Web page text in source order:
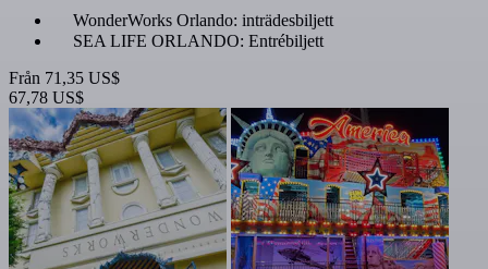
WonderWorks Orlando: inträdesbiljett
SEA LIFE ORLANDO: Entrébiljett
Från 71,35 US$
67,78 US$